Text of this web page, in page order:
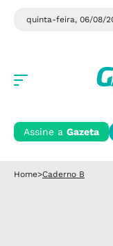
quinta-feira, 06/08/
Assine a Gazeta
Home>Caderno B